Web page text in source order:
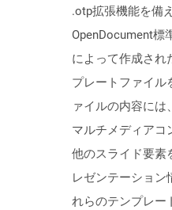
.otp拡張機能を備
OpenDocument標
によって作成され
プレートファイル
ァイルの内容には
マルチメディアコ
他のスライド要素
レゼンテーション
れらのテンプレー